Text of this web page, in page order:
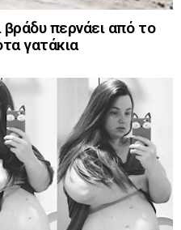
περνάει από το
γατάκια